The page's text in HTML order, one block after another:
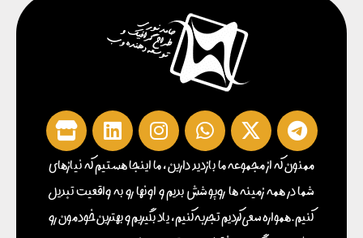
ممنون که از مجموعه ما بازدید دارین ، ما اینجا هستیم که نیازهای
شما در همه زمینه ها روپوشش بدیم و اونها رو به واقعیت تبدیل
کنیم . همواره سعی کردیم تجربه کنیم ، یاد بگیریم و بهترین خودمون رو